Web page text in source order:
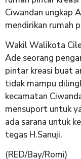
Ciwandan ungkap
mendirikan rumah
Wakil Walikota
Ade seorang
pintar kreasi buat
tidak mampu
kecamatan
mensuport untuk
ada sarana untuk
tegas H.Sanuji.
(RED/Bay/Romi)